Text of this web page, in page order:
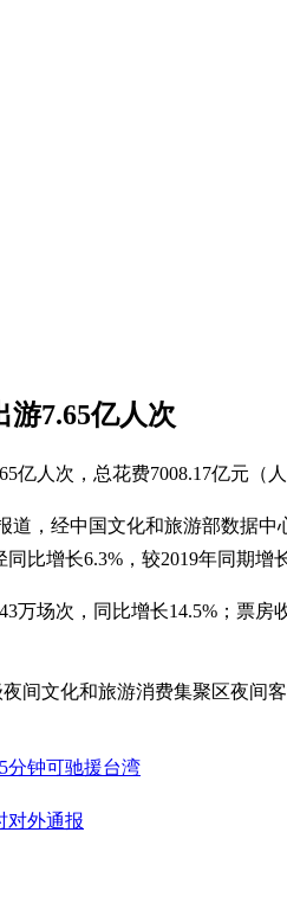
7.65亿人次
亿人次，总花费7008.17亿元（
道，经中国文化和旅游部数据
比增长6.3%，较2019年同期增长
万场次，同比增长14.5%；票房
间文化和旅游消费集聚区夜间
分钟可驰援台湾
对外通报